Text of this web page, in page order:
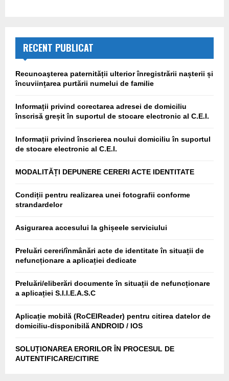
RECENT PUBLICAT
Recunoaşterea paternității ulterior înregistrării nașterii și
încuviințarea purtării numelui de familie
Informații privind corectarea adresei de domiciliu
înscrisă greșit în suportul de stocare electronic al C.E.I.
Informații privind înscrierea noului domiciliu în suportul
de stocare electronic al C.E.I.
MODALITĂȚI DEPUNERE CERERI ACTE IDENTITATE
Condiții pentru realizarea unei fotografii conforme
strandardelor
Asigurarea accesului la ghișeele serviciului
Preluări cereri/înmânări acte de identitate în situații de
nefuncționare a aplicației dedicate
Preluări/eliberări documente în situații de nefuncționare
a aplicației S.I.I.E.A.S.C
Aplicație mobilă (RoCEIReader) pentru citirea datelor de
domiciliu-disponibilă ANDROID / IOS
SOLUȚIONAREA ERORILOR ÎN PROCESUL DE
AUTENTIFICARE/CITIRE